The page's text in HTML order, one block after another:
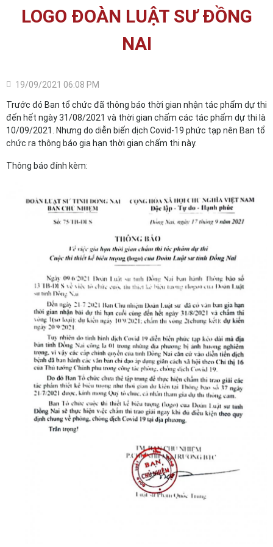
LOGO ĐOÀN LUẬT SƯ ĐỒNG
NAI
19/09/2021 06:08 PM
Trước đó Ban tổ chức đã thông báo thời gian nhận tác phẩm dự thi
đến hết ngày 31/08/2021 và thời gian chấm các tác phẩm dự thi là
10/09/2021. Nhưng do diễn biến dịch Covid-19 phức tạp nên Ban tổ
chức ra thông báo gia hạn thời gian chấm thi này.
Thông báo đính kèm: